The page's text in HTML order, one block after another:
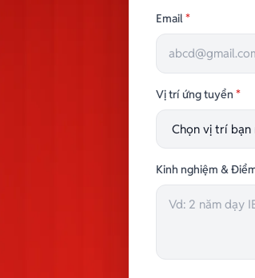
Email*
Vị trí ứng tuyển *
Kinh nghiệm &